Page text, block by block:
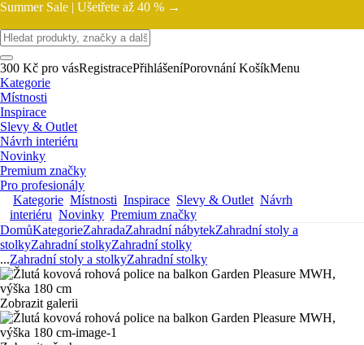
Summer Sale | Ušetřete až 40 % →
300 Kč pro vásRegistracePřihlášeníPorovnání KošíkMenu
Kategorie
Místnosti
Inspirace
Slevy & Outlet
Návrh interiéru
Novinky
Premium značky
Pro profesionály
Kategorie Místnosti Inspirace Slevy & Outlet Návrh
interiéru Novinky Premium značky
DomůKategorieZahradaZahradní nábytekZahradní stoly a
stolkyZahradní stolkyZahradní stolky
...Zahradní stoly a stolkyZahradní stolky
Zobrazit galerii